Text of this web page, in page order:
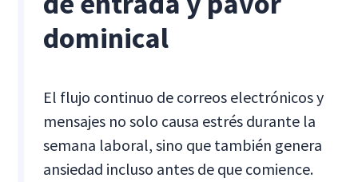
dominical
El flujo continuo de correos electrónicos y
mensajes no solo causa estrés durante la
semana laboral, sino que también genera
ansiedad incluso antes de que comience.